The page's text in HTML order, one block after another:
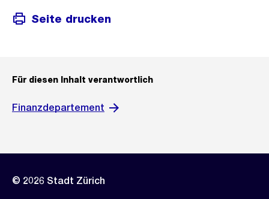
Seite drucken
Für diesen Inhalt verantwortlich
Finanzdepartement
© 2026 Stadt Zürich